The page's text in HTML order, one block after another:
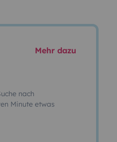
Mehr dazu
nach
Minute etwas